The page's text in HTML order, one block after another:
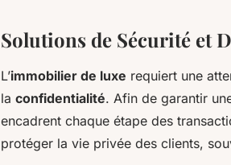
Solutions de Sécurité et
L’immobilier de luxe requiert une
la confidentialité. Afin de garantir
encadrent chaque étape des
protéger la vie privée des clients,